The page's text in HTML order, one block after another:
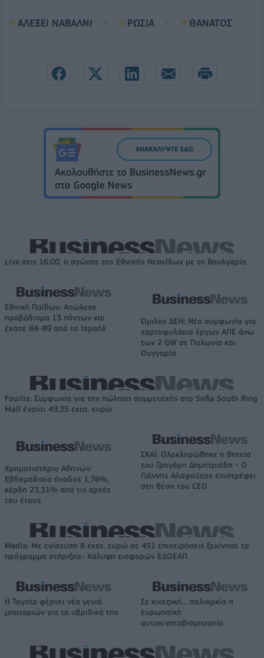
ΑΛΕΞΕΙ ΝΑΒΑΛΝΙ ΡΩΣΙΑ ΘΑΝΑΤΟΣ
Live στις 16:00, ο αγώνας της Εθνικής Νεανίδων με τη Βουλγαρία
Εθνική Παίδων: Απώλεσε
προβάδισμα 13 πόντων και
έχασε 84-89 από το Ισραήλ
Όμιλος ΔΕΗ: Νέα συμφωνία για
χαρτοφυλάκιο έργων ΑΠΕ άνω
των 2 GW σε Πολωνία και
Ουγγαρία
Fourlis: Συμφωνία για την πώληση συμμετοχής στο Sofia South Ring
Mall έναντι 49,35 εκατ. ευρώ
Χρηματιστήριο Αθηνών:
Εβδομαδιαία άνοδος 1,76%,
κέρδη 23,31% από τις αρχές
του έτους
ΣΚΑΪ: Ολοκληρώθηκε η θητεία
του Γρηγόρη Δημητριάδη - Ο
Γιάννης Αλαφούζος επιστρέφει
στη θέση του CEO
Media: Με ενίσχυση 8 εκατ. ευρώ σε 451 επιχειρήσεις ξεκίνησε το
πρόγραμμα στήριξης- Κάλυψη εισφορών ΕΔΟΕΑΠ
Η Toyota φέρνει νέα γενιά
μπαταριών για τα υβριδικά της
Σε κινεζική… πολιορκία η
ευρωπαϊκή
αυτοκινητοβιομηχανία